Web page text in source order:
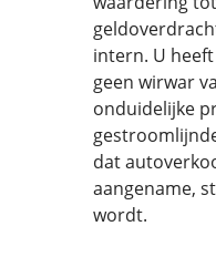
intern. U
geen wirwar
onduidelijke
dat
aangename,
wordt.